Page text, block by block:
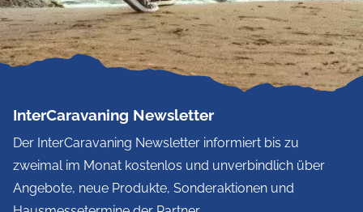
InterCaravaning Newsletter
Der InterCaravaning Newsletter informiert bis zu
zweimal im Monat kostenlos und unverbindlich über
Angebote, neue Produkte, Sonderaktionen und